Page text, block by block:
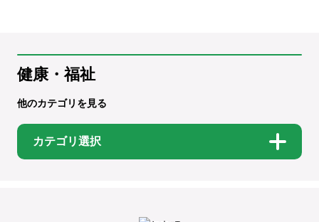
健康・福祉
他のカテゴリを見る
カテゴリ選択